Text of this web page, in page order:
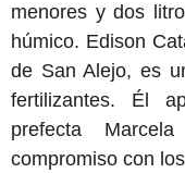
menores y dos
húmico. Edison
de San Alejo, es
fertilizantes. Él
prefecta
compromiso con